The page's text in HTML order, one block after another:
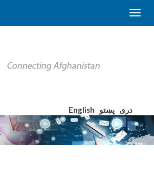
English دری پښتو